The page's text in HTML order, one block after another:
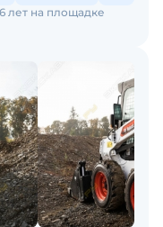
6 лет на площадке